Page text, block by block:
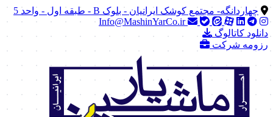
چهاردانگه- مجتمع کوشک ایرانیان - بلوک B - طبقه اول - واحد 5
Info@MashinYarCo.ir
دانلود کاتالوگ
رزومه شرکت